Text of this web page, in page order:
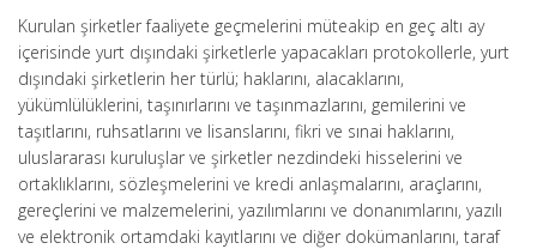
Kurulan şirketler faaliyete geçmelerini müteakip en geç altı ay
içerisinde yurt dışındaki şirketlerle yapacakları protokollerle, yurt
dışındaki şirketlerin her türlü; haklarını, alacaklarını,
yükümlülüklerini, taşınırlarını ve taşınmazlarını, gemilerini ve
taşıtlarını, ruhsatlarını ve lisanslarını, fikri ve sınai haklarını,
uluslararası kuruluşlar ve şirketler nezdindeki hisselerini ve
ortaklıklarını, sözleşmelerini ve kredi anlaşmalarını, araçlarını,
gereçlerini ve malzemelerini, yazılımlarını ve donanımlarını, yazılı
ve elektronik ortamdaki kayıtlarını ve diğer dokümanlarını, taraf